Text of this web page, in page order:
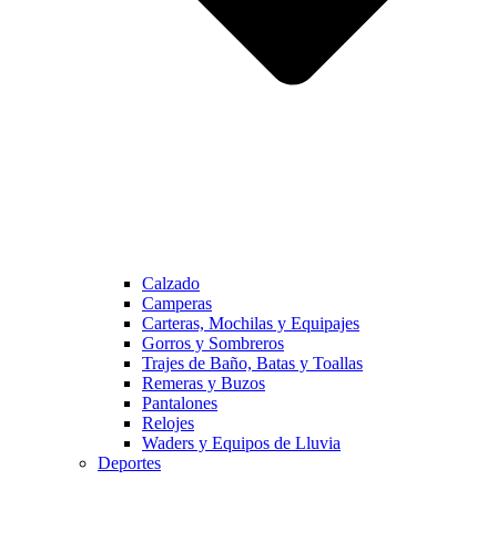
Calzado
Camperas
Carteras, Mochilas y Equipajes
Gorros y Sombreros
Trajes de Baño, Batas y Toallas
Remeras y Buzos
Pantalones
Relojes
Waders y Equipos de Lluvia
Deportes